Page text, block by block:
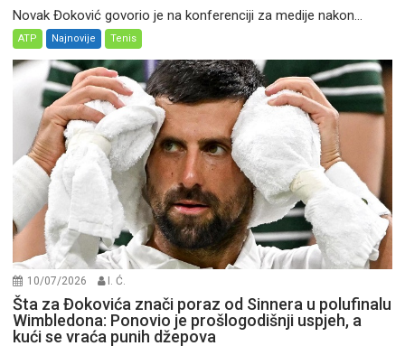
Novak Đoković govorio je na konferenciji za medije nakon...
ATP Najnovije Tenis
10/07/2026 I. Ć.
Šta za Đokovića znači poraz od Sinnera u polufinalu
Wimbledona: Ponovio je prošlogodišnji uspjeh, a
kući se vraća punih džepova